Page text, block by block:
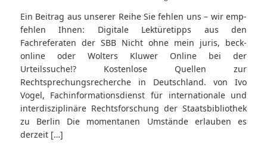
Ein Beitrag aus unserer Reihe Sie fehlen uns – wir emp-
fehlen Ihnen: Digitale Lektüretipps aus den
Fachreferaten der SBB Nicht ohne mein juris, beck-
online oder Wolters Kluwer Online bei der
Urteilssuche!? Kostenlose Quellen zur
Rechtsprechungsrecherche in Deutschland. von Ivo
Vogel, Fachinformationsdienst für internationale und
interdisziplinäre Rechtsforschung der Staatsbibliothek
zu Berlin Die momentanen Umstände erlauben es
derzeit […]